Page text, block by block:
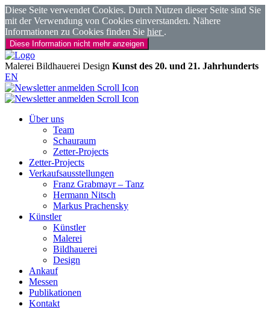
Diese Seite verwendet Cookies. Durch Nutzen dieser Seite sind Sie
mit der Verwendung von Cookies einverstanden. Nähere
Informationen zu Cookies finden Sie hier .
Diese Information nicht mehr anzeigen
Malerei Bildhauerei Design Kunst des 20. und 21. Jahrhunderts
EN
Über uns
Team
Schauraum
Zetter-Projects
Zetter-Projects
Verkaufsausstellungen
Franz Grabmayr – Tanz
Hermann Nitsch
Markus Prachensky
Künstler
Künstler
Malerei
Bildhauerei
Design
Ankauf
Messen
Publikationen
Kontakt